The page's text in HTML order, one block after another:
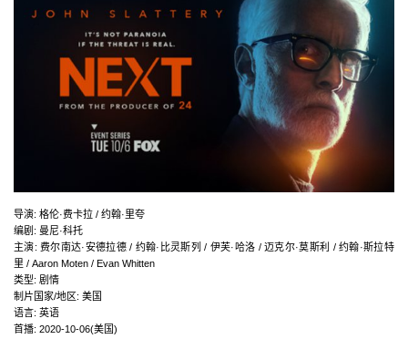
导演: 格伦·费卡拉 / 约翰·里夸
编剧 : 曼尼·科托
主演: 费尔南达·安德拉德 / 约翰·比灵斯列 / 伊芙·哈洛 / 迈克尔·莫斯利 / 约翰·斯拉特
里 / Aaron Moten / Evan Whitten
类型: 剧情
制片国家/地区: 美国
语言: 英语
首播: 2020-10-06(美国)